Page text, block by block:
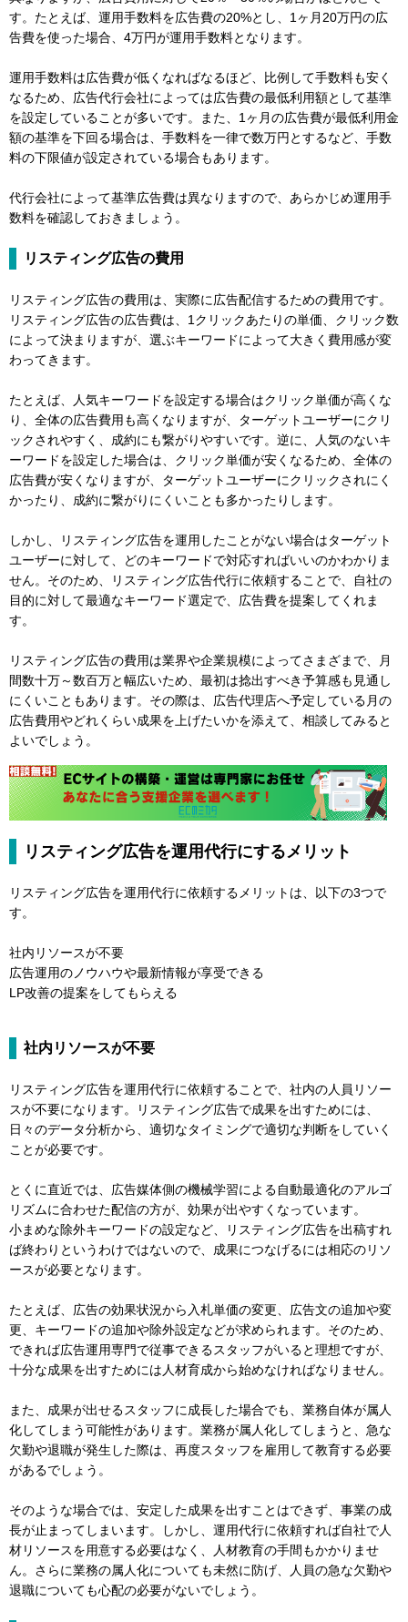
す。たとえば、運用手数料を広告費の20%とし、1ヶ月20万円の広
告費を使った場合、4万円が運用手数料となります。
運用手数料は広告費が低くなればなるほど、比例して手数料も安く
なるため、広告代行会社によっては広告費の最低利用額として基準
を設定していることが多いです。また、1ヶ月の広告費が最低利用金
額の基準を下回る場合は、手数料を一律で数万円とするなど、手数
料の下限値が設定されている場合もあります。
代行会社によって基準広告費は異なりますので、あらかじめ運用手
数料を確認しておきましょう。
リスティング広告の費用
リスティング広告の費用は、実際に広告配信するための費用です。
リスティング広告の広告費は、1クリックあたりの単価、クリック数
によって決まりますが、選ぶキーワードによって大きく費用感が変
わってきます。
たとえば、人気キーワードを設定する場合はクリック単価が高くな
り、全体の広告費用も高くなりますが、ターゲットユーザーにクリ
ックされやすく、成約にも繋がりやすいです。逆に、人気のないキ
ーワードを設定した場合は、クリック単価が安くなるため、全体の
広告費が安くなりますが、ターゲットユーザーにクリックされにく
かったり、成約に繋がりにくいことも多かったりします。
しかし、リスティング広告を運用したことがない場合はターゲット
ユーザーに対して、どのキーワードで対応すればいいのかわかりま
せん。そのため、リスティング広告代行に依頼することで、自社の
目的に対して最適なキーワード選定で、広告費を提案してくれま
す。
リスティング広告の費用は業界や企業規模によってさまざまで、月
間数十万～数百万と幅広いため、最初は捻出すべき予算感も見通し
にくいこともあります。その際は、広告代理店へ予定している月の
広告費用やどれくらい成果を上げたいかを添えて、相談してみると
よいでしょう。
リスティング広告を運用代行にするメリット
リスティング広告を運用代行に依頼するメリットは、以下の3つで
す。
社内リソースが不要
広告運用のノウハウや最新情報が享受できる
LP改善の提案をしてもらえる
社内リソースが不要
リスティング広告を運用代行に依頼することで、社内の人員リソー
スが不要になります。リスティング広告で成果を出すためには、
日々のデータ分析から、適切なタイミングで適切な判断をしていく
ことが必要です。
とくに直近では、広告媒体側の機械学習による自動最適化のアルゴ
リズムに合わせた配信の方が、効果が出やすくなっています。
小まめな除外キーワードの設定など、リスティング広告を出稿すれ
ば終わりというわけではないので、成果につなげるには相応のリソ
ースが必要となります。
たとえば、広告の効果状況から入札単価の変更、広告文の追加や変
更、キーワードの追加や除外設定などが求められます。そのため、
できれば広告運用専門で従事できるスタッフがいると理想ですが、
十分な成果を出すためには人材育成から始めなければなりません。
また、成果が出せるスタッフに成長した場合でも、業務自体が属人
化してしまう可能性があります。業務が属人化してしまうと、急な
欠勤や退職が発生した際は、再度スタッフを雇用して教育する必要
があるでしょう。
そのような場合では、安定した成果を出すことはできず、事業の成
長が止まってしまいます。しかし、運用代行に依頼すれば自社で人
材リソースを用意する必要はなく、人材教育の手間もかかりませ
ん。さらに業務の属人化についても未然に防げ、人員の急な欠勤や
退職についても心配の必要がないでしょう。